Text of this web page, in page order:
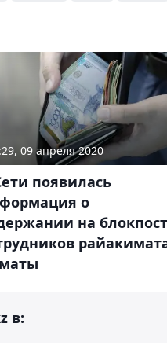
09 апреля 2020
появилась
о
на
в: